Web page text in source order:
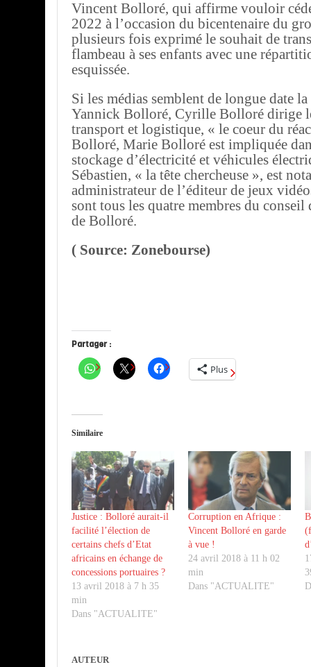
Vincent Bolloré, qui affirme vouloir
2022 à l’occasion du bicentenaire du
plusieurs fois exprimé le souhait de
flambeau à ses enfants avec une
esquissée.
Si les médias semblent de longue date la
Yannick Bolloré, Cyrille Bolloré dirige
transport et logistique, « le coeur du
Bolloré, Marie Bolloré est impliquée
stockage d’électricité et véhicules
Sébastien, « la tête chercheuse », est
administrateur de l’éditeur de jeux
sont tous les quatre membres du
de Bolloré.
( Source: Zonebourse)
Partager :
Plus
Similaire
Justice : Bolloré aurait-il
facilité l’élection de
certains chefs d’Etat
africains en échange de
concessions portuaires ?
13 avril 2018 à 7 h 35
min
Dans "ACTUALITE"
Corruption en Afrique :
Vincent Bolloré en garde
à vue !
24 avril 2018 à 11 h 02
min
Dans "ACTUALITE"
AUTEUR